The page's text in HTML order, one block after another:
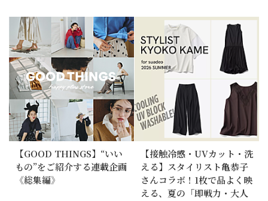
【GOOD THINGS】“いい
もの”をご紹介する連載企画
《総集編》
【接触冷感・UVカット・洗
える】スタイリスト亀恭子
さんコラボ！1枚で品よく映
える、夏の「即戦力・大人